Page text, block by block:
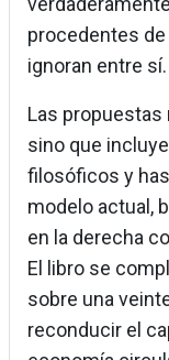
procedentes
ignoran entre sí.
Las propuestas
sino que
filosóficos y
modelo actual,
en la derecha
El libro se
sobre una
reconducir el